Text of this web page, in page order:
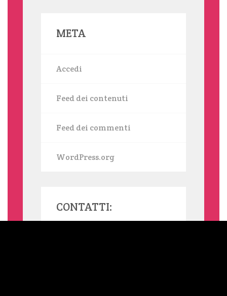
META
Accedi
Feed dei contenuti
Feed dei commenti
WordPress.org
CONTATTI: